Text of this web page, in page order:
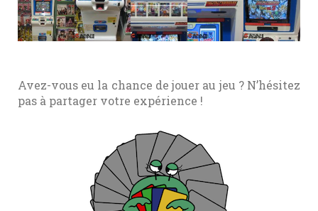
Avez-vous eu la chance de jouer au jeu ? N’hésitez
pas à partager votre expérience !